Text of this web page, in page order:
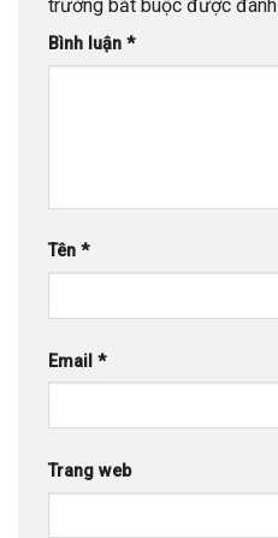
trường bắt buộc được
Bình luận *
Tên *
Email *
Trang web